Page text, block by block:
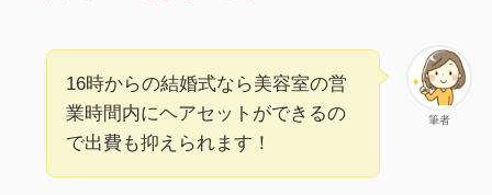
筆者
16時からの結婚式なら美容室の営
業時間内にヘアセットができるの
で出費も抑えられます！